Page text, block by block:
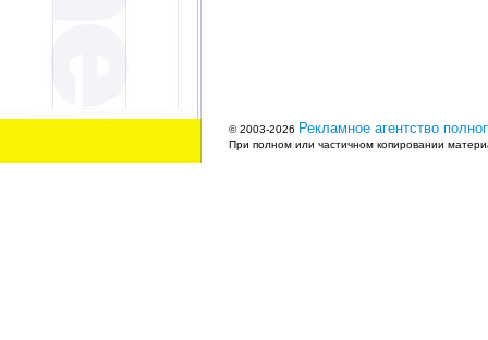
© 2003-2026 Рекламное агентство
При полном или частичном копировании